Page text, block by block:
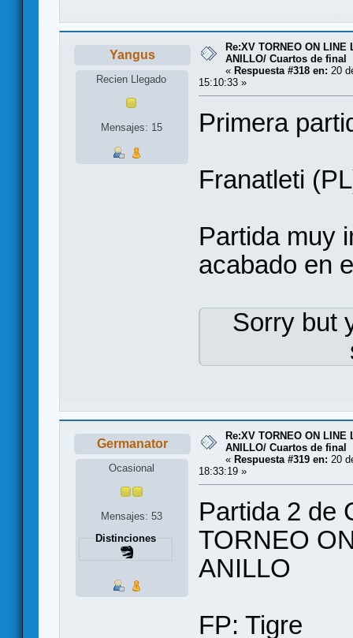
Yangus
Recien Llegado
Mensajes: 15
Re:XV TORNEO ON LINE
ANILLO/ Cuartos de final
« Respuesta #318 en: 20
15:10:33 »
Primera
Franatleti
Partida muy
acabado en
Sorry but
Germanator
Ocasional
Mensajes: 53
Distinciones
Re:XV TORNEO ON LINE
ANILLO/ Cuartos de final
« Respuesta #319 en: 20
18:33:19 »
Partida 2 de
TORNEO
ANILLO
FP: Tigre